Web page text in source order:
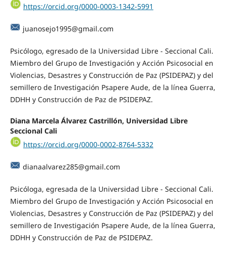
https://orcid.org/0000-0003-1342-5991
juanosejo1995@gmail.com
Psicólogo, egresado de la Universidad Libre - Seccional Cali.
Miembro del Grupo de Investigación y Acción Psicosocial en
Violencias, Desastres y Construcción de Paz (PSIDEPAZ) y del
semillero de Investigación Psapere Aude, de la línea Guerra,
DDHH y Construcción de Paz de PSIDEPAZ.
Diana Marcela Álvarez Castrillón, Universidad Libre
Seccional Cali
https://orcid.org/0000-0002-8764-5332
dianaalvarez285@gmail.com
Psicóloga, egresada de la Universidad Libre - Seccional Cali.
Miembro del Grupo de Investigación y Acción Psicosocial en
Violencias, Desastres y Construcción de Paz (PSIDEPAZ) y del
semillero de Investigación Psapere Aude, de la línea Guerra,
DDHH y Construcción de Paz de PSIDEPAZ.